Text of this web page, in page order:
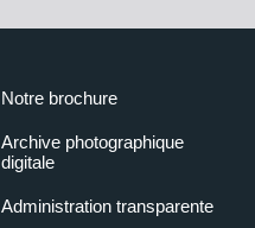
Notre brochure
Archive photographique
digitale
Administration transparente